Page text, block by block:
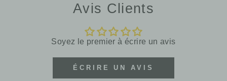
Avis Clients
Soyez le premier à écrire un avis
ÉCRIRE UN AVIS